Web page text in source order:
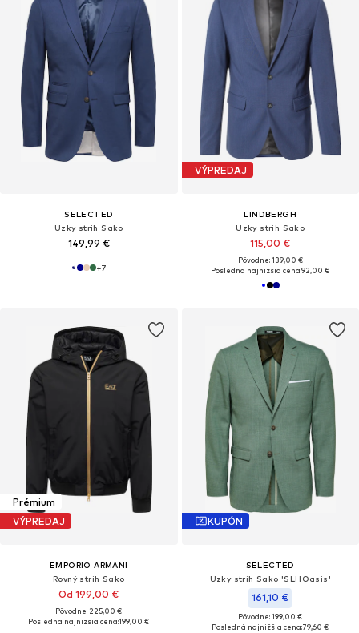
SELECTED
Úzky strih Sako
149,99 €
+7
VÝPREDAJ
LINDBERGH
Úzky strih Sako
115,00 €
Pôvodne: 139,00 €
Posledná najnižšia cena:92,00 €
Prémium
VÝPREDAJ
EMPORIO ARMANI
Rovný strih Sako
Od 199,00 €
Pôvodne: 225,00 €
Posledná najnižšia cena:199,00 €
KUPÓN
SELECTED
Úzky strih Sako 'SLHOasis'
161,10 €
Pôvodne: 199,00 €
Posledná najnižšia cena:79,60 €